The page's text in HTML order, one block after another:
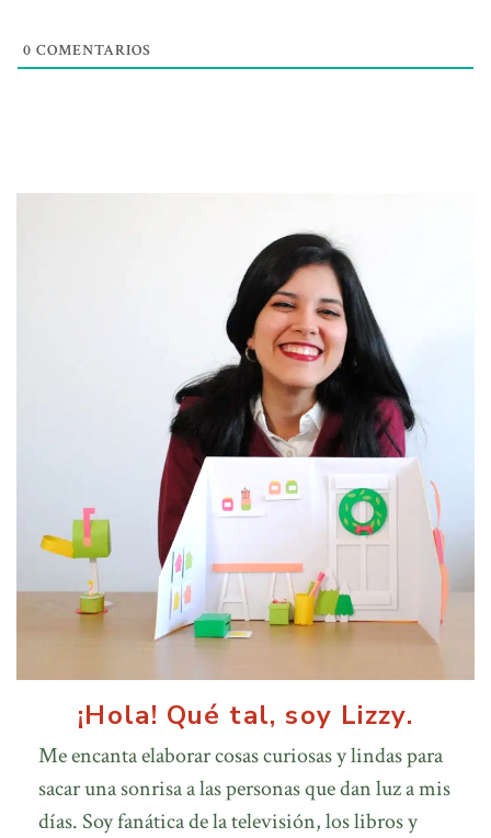
0 COMENTARIOS
¡Hola! Qué tal, soy Lizzy.
Me encanta elaborar cosas curiosas y lindas para
sacar una sonrisa a las personas que dan luz a mis
días. Soy fanática de la televisión, los libros y